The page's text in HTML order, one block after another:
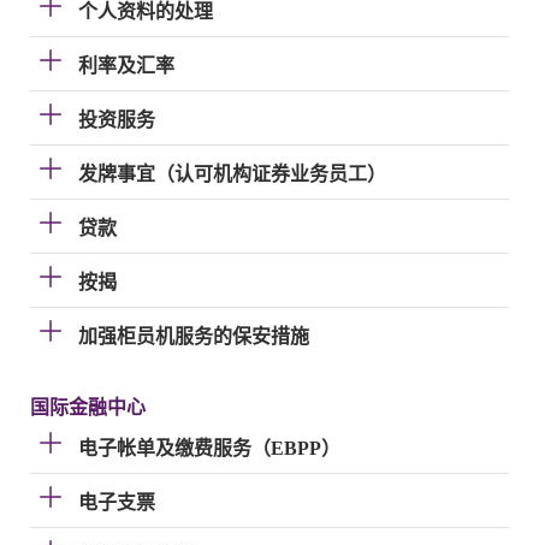
个人资料的处理
利率及汇率
投资服务
发牌事宜（认可机构证券业务员工）
贷款
按揭
加强柜员机服务的保安措施
国际金融中心
电子帐单及缴费服务（EBPP）
电子支票